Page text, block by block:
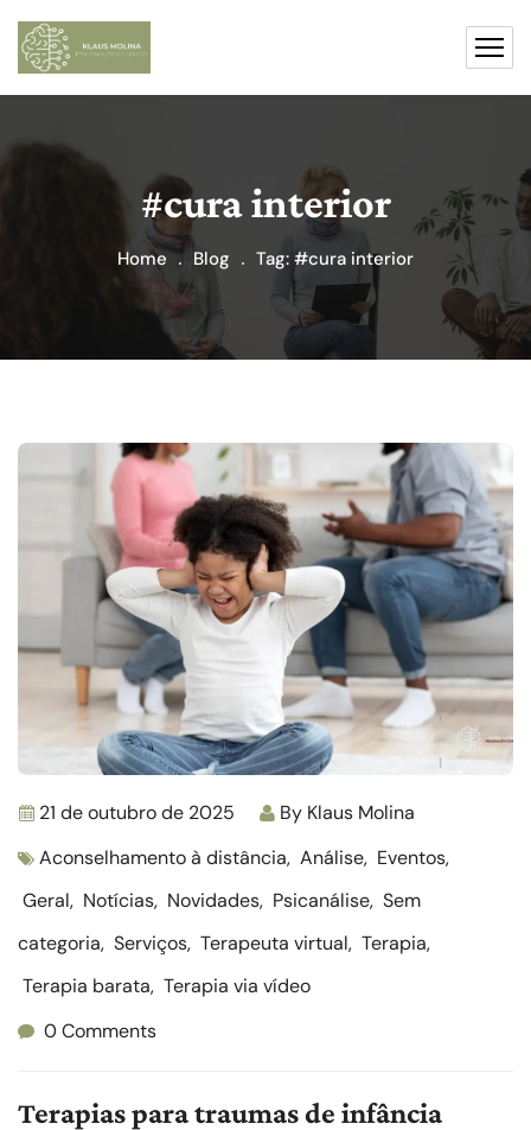
#cura interior
Home Blog Tag: #cura interior
21 de outubro de 2025 By Klaus Molina
Aconselhamento à distância, Análise, Eventos,
Geral, Notícias, Novidades, Psicanálise, Sem
categoria, Serviços, Terapeuta virtual, Terapia,
Terapia barata, Terapia via vídeo
0 Comments
Terapias para traumas de infância